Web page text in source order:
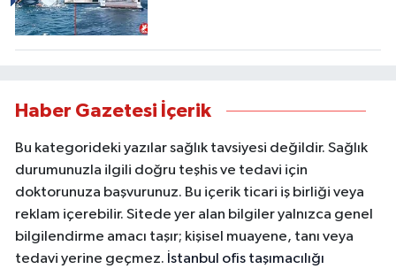
Haber Gazetesi İçerik
Bu kategorideki yazılar sağlık tavsiyesi değildir. Sağlık
durumunuzla ilgili doğru teşhis ve tedavi için
doktorunuza başvurunuz. Bu içerik ticari iş birliği veya
reklam içerebilir. Sitede yer alan bilgiler yalnızca genel
bilgilendirme amacı taşır; kişisel muayene, tanı veya
tedavi yerine geçmez. İstanbul ofis taşımacılığı